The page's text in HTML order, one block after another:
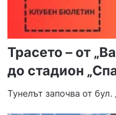
Трасето – от
до стадион
Тунелът започва от бул.